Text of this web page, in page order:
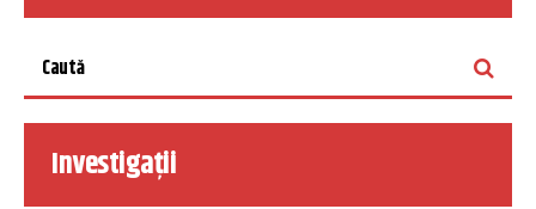
Investigații